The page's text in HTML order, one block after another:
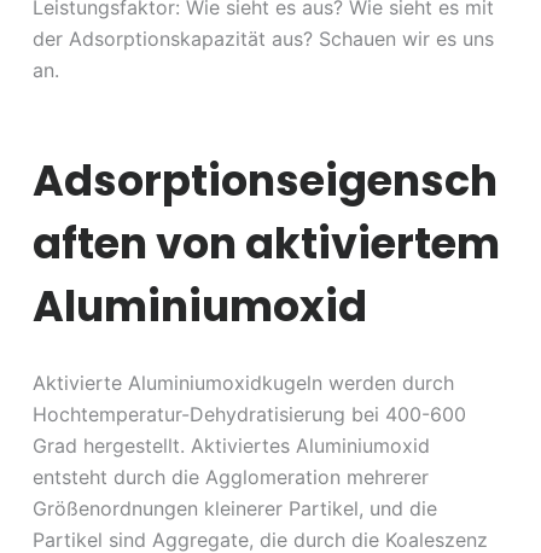
Leistungsfaktor: Wie sieht es aus? Wie sieht es mit
der Adsorptionskapazität aus? Schauen wir es uns
an.
Adsorptionseigensch
aften von aktiviertem
Aluminiumoxid
Aktivierte Aluminiumoxidkugeln werden durch
Hochtemperatur-Dehydratisierung bei 400-600
Grad hergestellt. Aktiviertes Aluminiumoxid
entsteht durch die Agglomeration mehrerer
Größenordnungen kleinerer Partikel, und die
Partikel sind Aggregate, die durch die Koaleszenz